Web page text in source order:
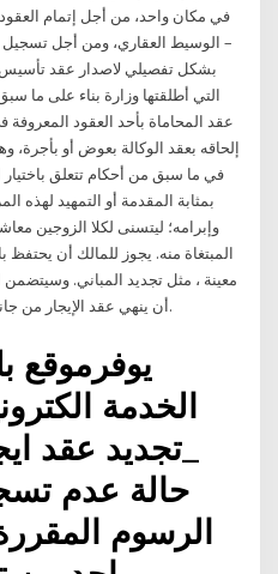
في مكان واحد، من أجل إتمام العقود
– الوسيط العقاري، ومن أجل تسجيل
بشكل تفصيلي لاصدار عقد تأسيس
التي أطلقتها وزارة بناء على ما
عقد المحاماة بأحد العقود
إلحاقه بعقد الوكالة بعوض أو بأجرة،
في ما سبق من أحكام تتعلق
بمثابة المقدمة أو التمهيد لهذه
وإبرامه؛ ليتسنى لكلا الزوجين
المبتغاة منه. يجوز للمالك أن
معينة ، مثل تجديد المباني. وسيتضمن
أن ينهي عقد الإيجار من جانب واحد ويدفع للمستأجر مبلغا معينا.
يوفرموقع
الخدمة
_تجديد عقد
حالة عدم
الرسوم